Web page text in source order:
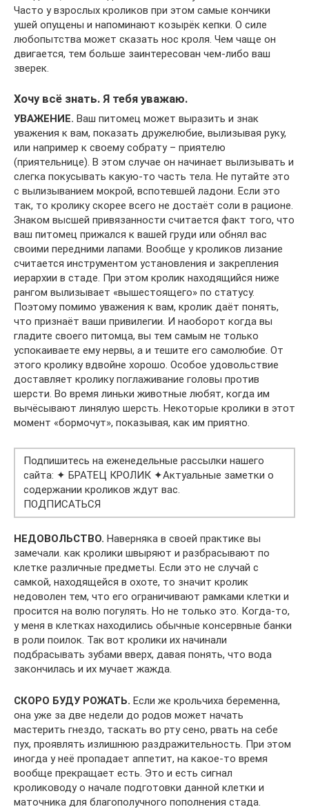
Часто у взрослых кроликов при этом самые кончики
ушей опущены и напоминают козырёк кепки. О силе
любопытства может сказать нос кроля. Чем чаще он
двигается, тем больше заинтересован чем-либо ваш
зверек.
Хочу всё знать. Я тебя уважаю.
УВАЖЕНИЕ. Ваш питомец может выразить и знак
уважения к вам, показать дружелюбие, вылизывая руку,
или например к своему собрату – приятелю
(приятельнице). В этом случае он начинает вылизывать и
слегка покусывать какую-то часть тела. Не путайте это
с вылизыванием мокрой, вспотевшей ладони. Если это
так, то кролику скорее всего не достаёт соли в рационе.
Знаком высшей привязанности считается факт того, что
ваш питомец прижался к вашей груди или обнял вас
своими передними лапами. Вообще у кроликов лизание
считается инструментом установления и закрепления
иерархии в стаде. При этом кролик находящийся ниже
рангом вылизывает «вышестоящего» по статусу.
Поэтому помимо уважения к вам, кролик даёт понять,
что признаёт ваши привилегии. И наоборот когда вы
гладите своего питомца, вы тем самым не только
успокаиваете ему нервы, а и тешите его самолюбие. От
этого кролику вдвойне хорошо. Особое удовольствие
доставляет кролику поглаживание головы против
шерсти. Во время линьки животные любят, когда им
вычёсывают линялую шерсть. Некоторые кролики в этот
момент «бормочут», показывая, как им приятно.
Подпишитесь на еже­неде­ль­ные рас­сылки на­шего
сайта: ✦ БРАТЕЦ КРОЛИК ✦Акту­аль­ные заме­тки о
соде­ржа­нии кро­ли­ков ждут вас.
ПОДПИСАТЬСЯ
НЕДОВОЛЬСТВО. Наверняка в своей практике вы
замечали. как кролики швыряют и разбрасывают по
клетке различные предметы. Если это не случай с
самкой, находящейся в охоте, то значит кролик
недоволен тем, что его ограничивают рамками клетки и
просится на волю погулять. Но не только это. Когда-то,
у меня в клетках находились обычные консервные банки
в роли поилок. Так вот кролики их начинали
подбрасывать зубами вверх, давая понять, что вода
закончилась и их мучает жажда.
СКОРО БУДУ РОЖАТЬ. Если же крольчиха беременна,
она уже за две недели до родов может начать
мастерить гнездо, таскать во рту сено, рвать на себе
пух, проявлять излишнюю раздражительность. При этом
иногда у неё пропадает аппетит, на какое-то время
вообще прекращает есть. Это и есть сигнал
кролиководу о начале подготовки данной клетки и
маточника для благополучного пополнения стада.